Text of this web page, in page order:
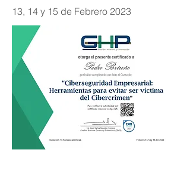
13, 14 y 15 de Febrero 2023